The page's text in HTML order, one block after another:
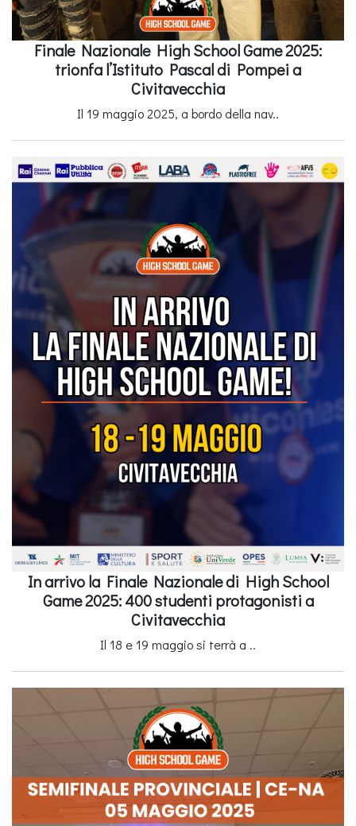
Finale Nazionale High School Game 2025:
trionfa l’Istituto Pascal di Pompei a
Civitavecchia
Il 19 maggio 2025, a bordo della nav..
In arrivo la Finale Nazionale di High School
Game 2025: 400 studenti protagonisti a
Civitavecchia
Il 18 e 19 maggio si terrà a ..